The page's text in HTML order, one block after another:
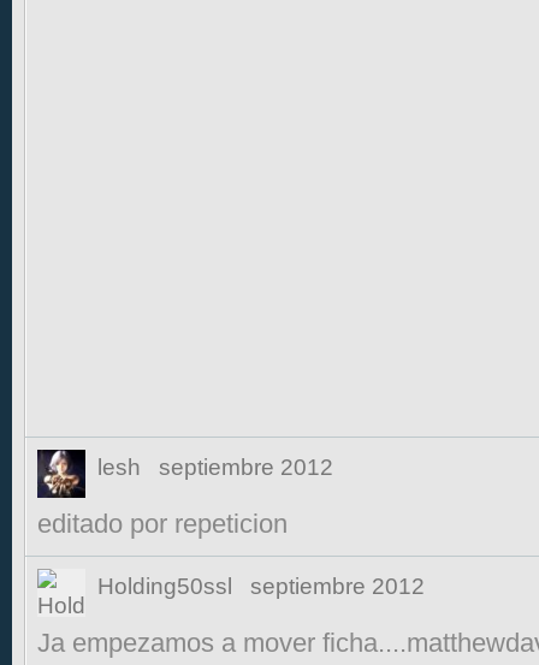
lesh septiembre 2012
editado por repeticion
Holding50ssl septiembre 2012
Ja empezamos a mover